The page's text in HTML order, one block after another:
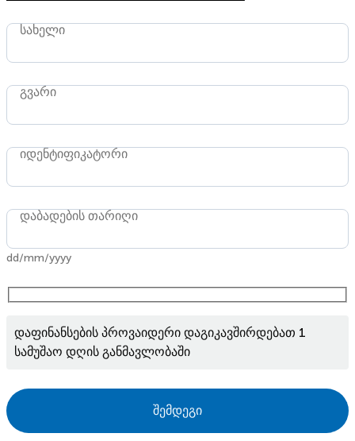
სახელი
გვარი
იდენტიფიკატორი
დაბადების თარიღი
dd/mm/yyyy
დაფინანსების პროვაიდერი დაგიკავშირდებათ 1
სამუშაო დღის განმავლობაში
შემდეგი